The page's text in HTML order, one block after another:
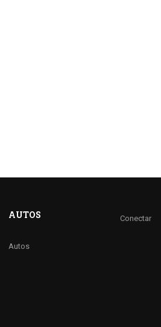
AUTOS
Autos
Conectar